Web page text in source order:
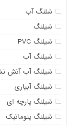
شلنگ آب
شیلنگ
شیلنگ PVC
شیلنگ آب
شیلنگ آب آتش
شیلنگ آبیاری
شیلنگ پارچه ای
شیلنگ پنوماتیک